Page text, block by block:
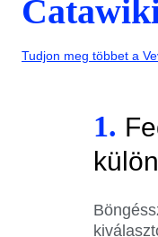
Tudjon meg többet a
1.